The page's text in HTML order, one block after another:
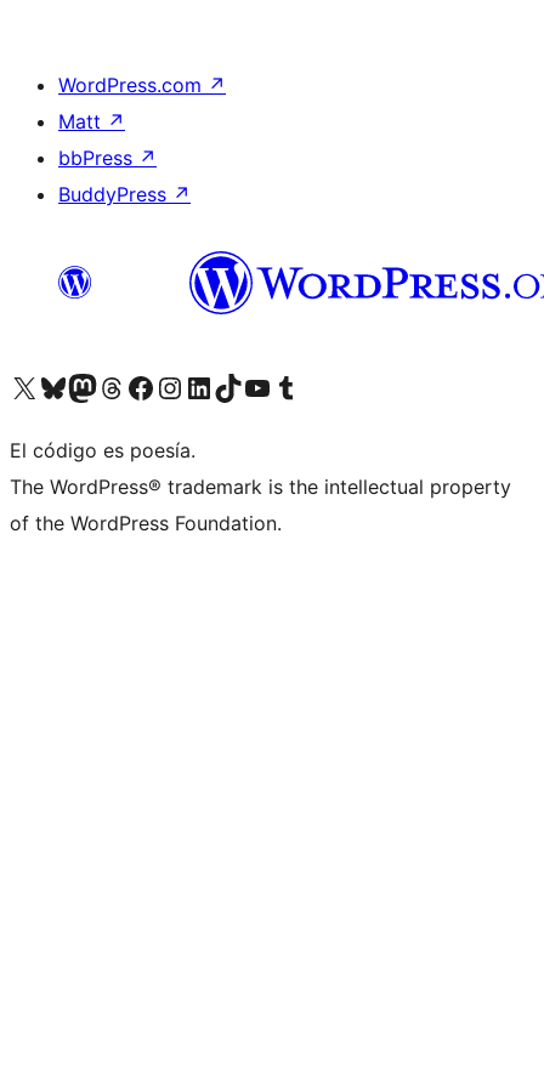
WordPress.com ↗
Matt ↗
bbPress ↗
BuddyPress ↗
Visita nuestra cuenta de X (anteriormente Twitter)
Visita nuestra cuenta de Bluesky
Visita nuestra cuenta de Mastodon
Visita nuestra cuenta de Threads
Visita nuestra página de Facebook
Visita nuestra cuenta de Instagram
Visita nuestra cuenta de LinkedIn
Visita nuestra cuenta de TikTok
Visita nuestro canal de YouTube
Visita nuestra cuenta de Tumblr
El código es poesía.
The WordPress® trademark is the intellectual property
of the WordPress Foundation.